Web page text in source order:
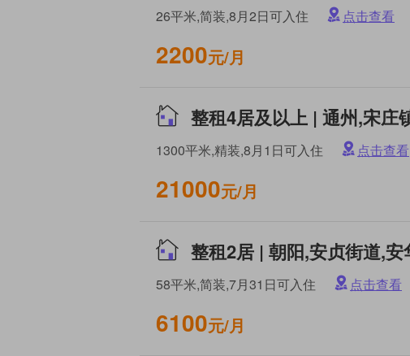
26平米,简装,8月2日可入住 点击查看
2200元/月
1300平米,精装,8月1日可入住 点击查看
21000元/月
58平米,简装,7月31日可入住 点击查看
6100元/月